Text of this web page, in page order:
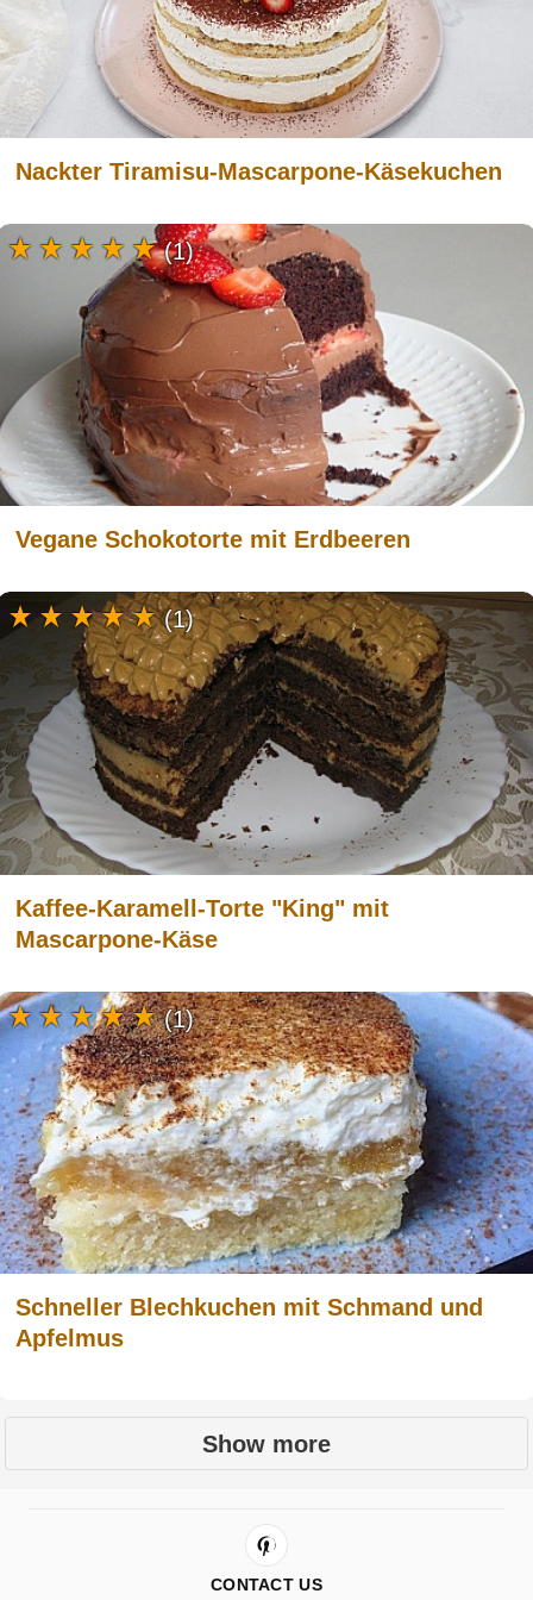
Nackter Tiramisu-Mascarpone-Käsekuchen
Vegane Schokotorte mit Erdbeeren
(1)
Kaffee-Karamell-Torte "King" mit
Mascarpone-Käse
(1)
Schneller Blechkuchen mit Schmand und
Apfelmus
(1)
Show more
CONTACT US